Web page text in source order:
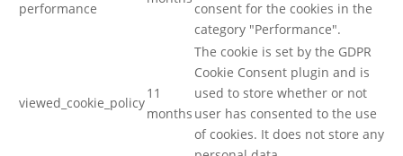
performance
consent for the cookies in the
category "Performance".
viewed_cookie_policy
11
months
The cookie is set by the GDPR
Cookie Consent plugin and is
used to store whether or not
user has consented to the use
of cookies. It does not store any